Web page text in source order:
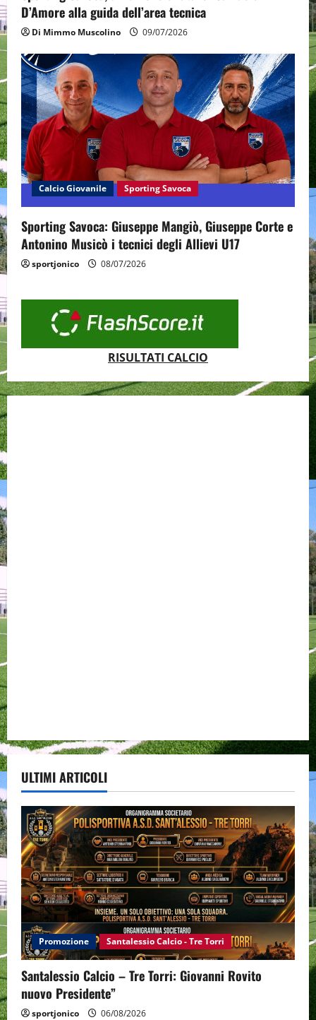
D’Amore alla guida dell’area tecnica
Di Mimmo Muscolino 09/07/2026
Calcio Giovanile Sporting Savoca
Sporting Savoca: Giuseppe Mangiò, Giuseppe Corte e
Antonino Musicò i tecnici degli Allievi U17
sportjonico 08/07/2026
RISULTATI CALCIO
ULTIMI ARTICOLI
Promozione Santalessio Calcio - Tre Torri
Santalessio Calcio – Tre Torri: Giovanni Rovito
nuovo Presidente”
sportjonico 06/08/2026